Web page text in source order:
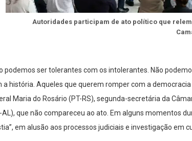
Autoridades participam de ato político que
podemos ser tolerantes com os intolerantes. Não
a história. Aqueles que querem romper com a
Maria do Rosário (PT-RS), segunda-secretária da
AL), que não compareceu ao ato. Em alguns momentos
em alusão aos processos judiciais e investigação em